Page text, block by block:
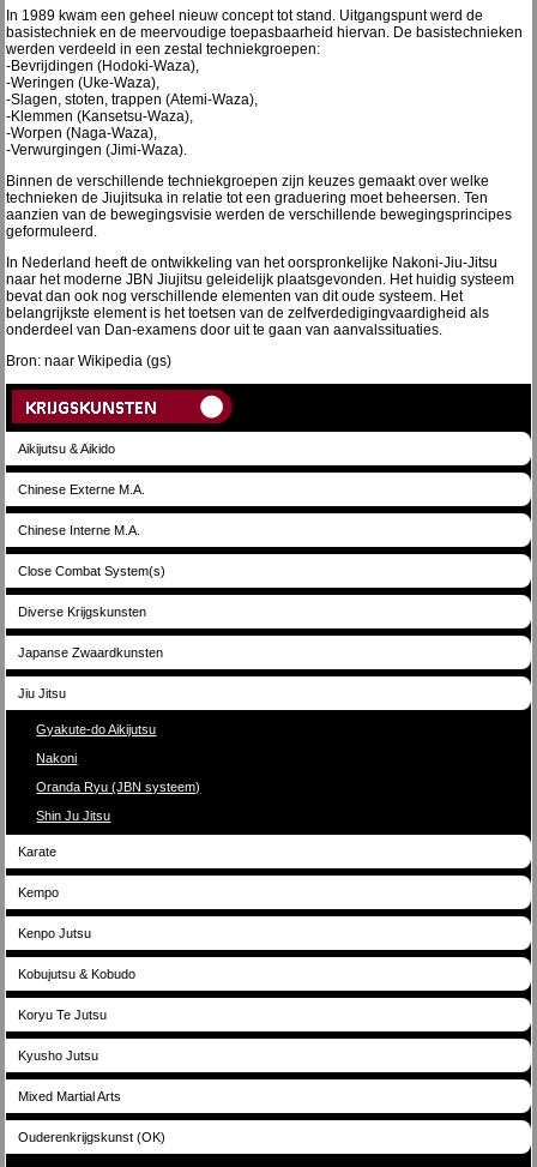
In 1989 kwam een geheel nieuw concept tot stand. Uitgangspunt werd de
basistechniek en de meervoudige toepasbaarheid hiervan. De basistechnieken
werden verdeeld in een zestal techniekgroepen:
-Bevrijdingen (Hodoki-Waza),
-Weringen (Uke-Waza),
-Slagen, stoten, trappen (Atemi-Waza),
-Klemmen (Kansetsu-Waza),
-Worpen (Naga-Waza),
-Verwurgingen (Jimi-Waza).
Binnen de verschillende techniekgroepen zijn keuzes gemaakt over welke
technieken de Jiujitsuka in relatie tot een graduering moet beheersen. Ten
aanzien van de bewegingsvisie werden de verschillende bewegingsprincipes
geformuleerd.
In Nederland heeft de ontwikkeling van het oorspronkelijke Nakoni-Jiu-Jitsu
naar het moderne JBN Jiujitsu geleidelijk plaatsgevonden. Het huidig systeem
bevat dan ook nog verschillende elementen van dit oude systeem. Het
belangrijkste element is het toetsen van de zelfverdedigingvaardigheid als
onderdeel van Dan-examens door uit te gaan van aanvalssituaties.
Bron: naar Wikipedia (gs)
Aikijutsu & Aikido
Chinese Externe M.A.
Chinese Interne M.A.
Close Combat System(s)
Diverse Krijgskunsten
Japanse Zwaardkunsten
Jiu Jitsu
Gyakute-do Aikijutsu
Nakoni
Oranda Ryu (JBN systeem)
Shin Ju Jitsu
Karate
Kempo
Kenpo Jutsu
Kobujutsu & Kobudo
Koryu Te Jutsu
Kyusho Jutsu
Mixed Martial Arts
Ouderenkrijgskunst (OK)